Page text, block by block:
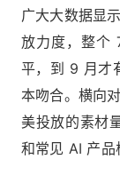
广大大数据显
放力度，整个
平，到 9 月才
本吻合。横向
美投放的素材
和常见 AI 产品